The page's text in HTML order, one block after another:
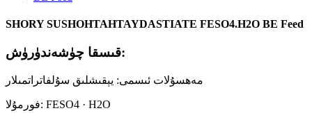
SHORY SUSHOHTAHTAYDASTIATE FESO4.H2O BE Feed
قىسقا چۈشەندۈرۈش:
مەھسۇلات ئىسمى: يېقىشلىق سۇلفاتراتمىلار
فورمۇلا: FESO4 · H2O